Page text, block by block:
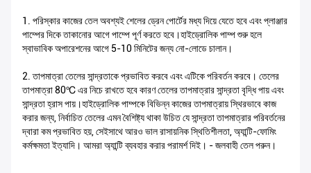
1. পরিস্কার কাজের তেল অবশ্যই শেলের ড্রেন পোর্টের মধ্য দিয়ে যেতে হবে এবং প্লাঞ্জার
পাম্পের দিকে তাকানোর আগে পাম্পে পূর্ণ করতে হবে।হাইড্রোলিক পাম্প শুরু হলে
স্বাভাবিক অপারেশনের আগে 5-10 মিনিটের জন্য নো-লোডে চালান।
2. তাপমাত্রা তেলের সান্দ্রতাকে প্রভাবিত করবে এবং এটিকে পরিবর্তন করবে। তেলের
তাপমাত্রা 80℃ এর নিচে রাখতে হবে কারণ তেলের তাপমাত্রার সান্দ্রতা বৃদ্ধি পায় এবং
সান্দ্রতা হ্রাস পায়।হাইড্রোলিক পাম্পকে বিভিন্ন কাজের তাপমাত্রায় স্থিরভাবে কাজ
করার জন্য, নির্বাচিত তেলের এমন বৈশিষ্ট্য থাকা উচিত যে সান্দ্রতা তাপমাত্রার পরিবর্তনের
দ্বারা কম প্রভাবিত হয়, সেইসাথে আরও ভাল রাসায়নিক স্থিতিশীলতা, অ্যান্টি-ফোমিং
কর্মক্ষমতা ইত্যাদি। আমরা অ্যান্টি ব্যবহার করার পরামর্শ দিই। - জলবাহী তেল পরুন।